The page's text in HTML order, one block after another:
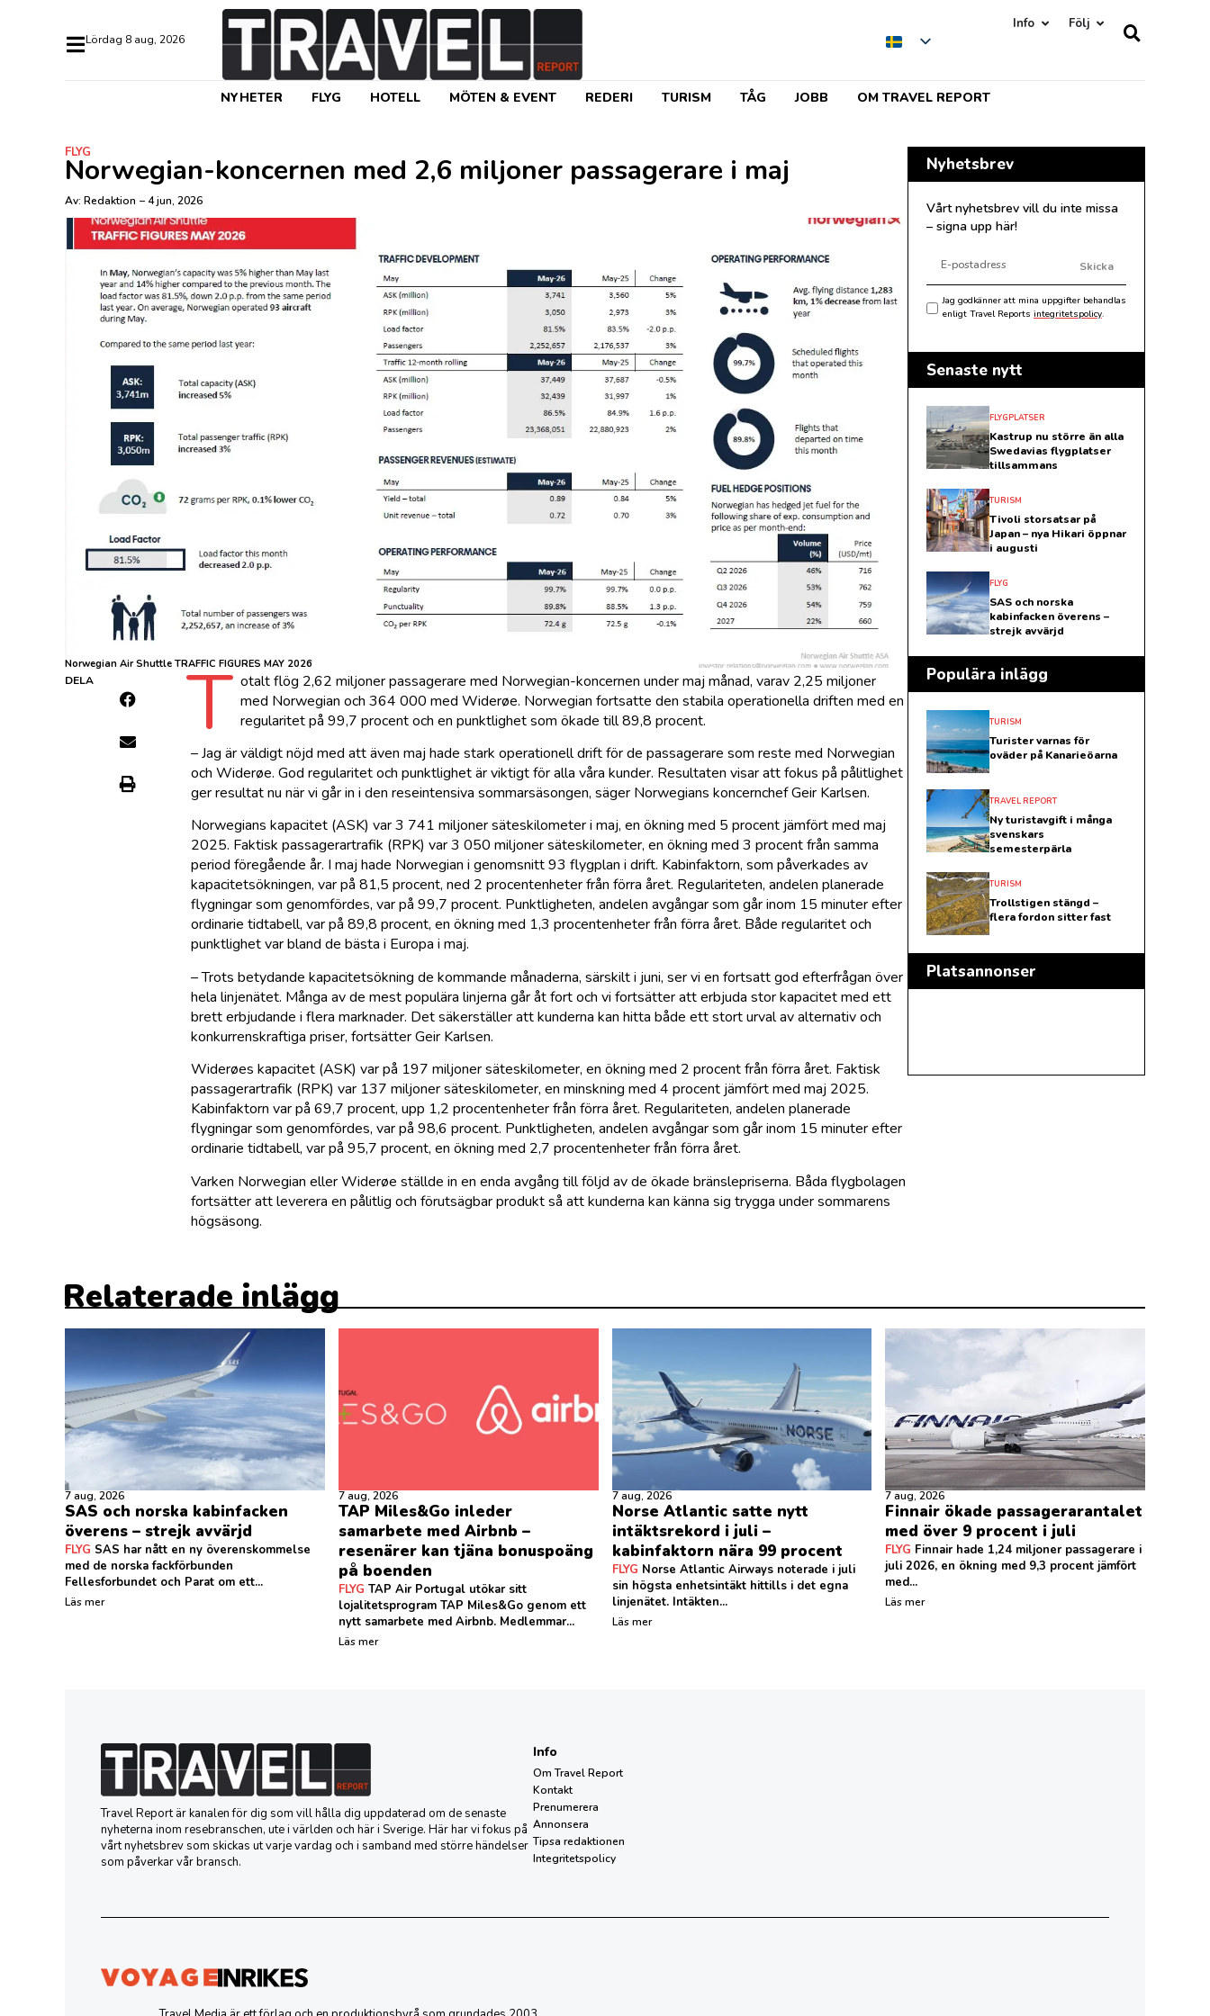
lördag 8 aug, 2026
Info Följ
NYHETER FLYG HOTELL MÖTEN & EVENT REDERI TURISM TÅG JOBB OM TRAVEL REPORT
FLYG
Norwegian-koncernen med 2,6 miljoner passagerare i maj
Av: Redaktion – 4 jun, 2026
Norwegian Air Shuttle TRAFFIC FIGURES MAY 2026
DELA T otalt flög 2,62 miljoner passagerare med Norwegian-koncernen under maj månad, varav 2,25 miljoner
med Norwegian och 364 000 med Widerøe. Norwegian fortsatte den stabila operationella driften med en
regularitet på 99,7 procent och en punktlighet som ökade till 89,8 procent.
– Jag är väldigt nöjd med att även maj hade stark operationell drift för de passagerare som reste med Norwegian
och Widerøe. God regularitet och punktlighet är viktigt för alla våra kunder. Resultaten visar att fokus på pålitlighet
ger resultat nu när vi går in i den reseintensiva sommarsäsongen, säger Norwegians koncernchef Geir Karlsen.
Norwegians kapacitet (ASK) var 3 741 miljoner säteskilometer i maj, en ökning med 5 procent jämfört med maj
2025. Faktisk passagerartrafik (RPK) var 3 050 miljoner säteskilometer, en ökning med 3 procent från samma
period föregående år. I maj hade Norwegian i genomsnitt 93 flygplan i drift. Kabinfaktorn, som påverkades av
kapacitetsökningen, var på 81,5 procent, ned 2 procentenheter från förra året. Regulariteten, andelen planerade
flygningar som genomfördes, var på 99,7 procent. Punktligheten, andelen avgångar som går inom 15 minuter efter
ordinarie tidtabell, var på 89,8 procent, en ökning med 1,3 procentenheter från förra året. Både regularitet och
punktlighet var bland de bästa i Europa i maj.
– Trots betydande kapacitetsökning de kommande månaderna, särskilt i juni, ser vi en fortsatt god efterfrågan över
hela linjenätet. Många av de mest populära linjerna går åt fort och vi fortsätter att erbjuda stor kapacitet med ett
brett erbjudande i flera marknader. Det säkerställer att kunderna kan hitta både ett stort urval av alternativ och
konkurrenskraftiga priser, fortsätter Geir Karlsen.
Widerøes kapacitet (ASK) var på 197 miljoner säteskilometer, en ökning med 2 procent från förra året. Faktisk
passagerartrafik (RPK) var 137 miljoner säteskilometer, en minskning med 4 procent jämfört med maj 2025.
Kabinfaktorn var på 69,7 procent, upp 1,2 procentenheter från förra året. Regulariteten, andelen planerade
flygningar som genomfördes, var på 98,6 procent. Punktligheten, andelen avgångar som går inom 15 minuter efter
ordinarie tidtabell, var på 95,7 procent, en ökning med 2,7 procentenheter från förra året.
Varken Norwegian eller Widerøe ställde in en enda avgång till följd av de ökade bränslepriserna. Båda flygbolagen
fortsätter att leverera en pålitlig och förutsägbar produkt så att kunderna kan känna sig trygga under sommarens
högsäsong.
Nyhetsbrev
Vårt nyhetsbrev vill du inte missa
– signa upp här!
Jag godkänner att mina uppgifter behandlas
enligt Travel Reports integritetspolicy.
Skicka
Senaste nytt
FLYGPLATSER
Kastrup nu större än alla
Swedavias flygplatser
tillsammans
TURISM
Tivoli storsatsar på
Japan – nya Hikari öppnar
i augusti
FLYG
SAS och norska
kabinfacken överens –
strejk avvärjd
Populära inlägg
TURISM
Turister varnas för
oväder på Kanarieöarna
TRAVEL REPORT
Ny turistavgift i många
svenskars
semesterpärla
TURISM
Trollstigen stängd –
flera fordon sitter fast
Platsannonser
Relaterade inlägg
7 aug, 2026
SAS och norska kabinfacken
överens – strejk avvärjd
FLYG SAS har nått en ny överenskommelse
med de norska fackförbunden
Fellesforbundet och Parat om ett...
Läs mer
7 aug, 2026
TAP Miles&Go inleder
samarbete med Airbnb –
resenärer kan tjäna bonuspoäng
på boenden
FLYG TAP Air Portugal utökar sitt
lojalitetsprogram TAP Miles&Go genom ett
nytt samarbete med Airbnb. Medlemmar...
Läs mer
7 aug, 2026
Norse Atlantic satte nytt
intäktsrekord i juli –
kabinfaktorn nära 99 procent
FLYG Norse Atlantic Airways noterade i juli
sin högsta enhetsintäkt hittills i det egna
linjenätet. Intäkten...
Läs mer
7 aug, 2026
Finnair ökade passagerarantalet
med över 9 procent i juli
FLYG Finnair hade 1,24 miljoner passagerare i
juli 2026, en ökning med 9,3 procent jämfört
med...
Läs mer
Travel Report är kanalen för dig som vill hålla dig uppdaterad om de senaste
nyheterna inom resebranschen, ute i världen och här i Sverige. Här har vi fokus på
vårt nyhetsbrev som skickas ut varje vardag och i samband med större händelser
som påverkar vår bransch.
Info
Om Travel Report
Kontakt
Prenumerera
Annonsera
Tipsa redaktionen
Integritetspolicy